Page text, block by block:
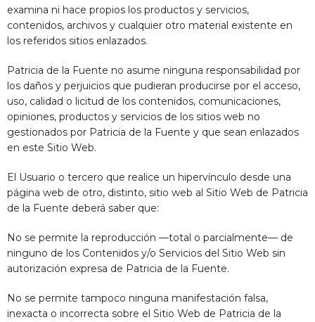
examina ni hace propios los productos y servicios,
contenidos, archivos y cualquier otro material existente en
los referidos sitios enlazados.
Patricia de la Fuente no asume ninguna responsabilidad por
los daños y perjuicios que pudieran producirse por el acceso,
uso, calidad o licitud de los contenidos, comunicaciones,
opiniones, productos y servicios de los sitios web no
gestionados por Patricia de la Fuente y que sean enlazados
en este Sitio Web.
El Usuario o tercero que realice un hipervínculo desde una
página web de otro, distinto, sitio web al Sitio Web de Patricia
de la Fuente deberá saber que:
No se permite la reproducción —total o parcialmente— de
ninguno de los Contenidos y/o Servicios del Sitio Web sin
autorización expresa de Patricia de la Fuente.
No se permite tampoco ninguna manifestación falsa,
inexacta o incorrecta sobre el Sitio Web de Patricia de la